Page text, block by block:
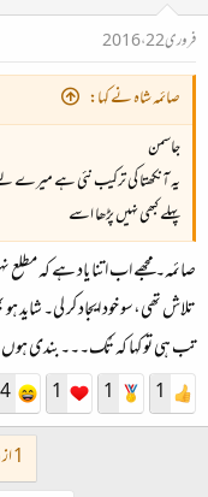
فروری 22، 2016
صائمہ شاہ نے کہا:
جاسمن
یہ آنکھتا کی ترکیب نئی ہے میرے
پہلے کبھی نہیں پڑھا اسے
صائمہ۔ مجھے اب اتنا یاد ہے کہ
تلاش تھی،سو خود ایجاد کر لی۔ شاید
تب ہی تو کہا کہ تُک۔۔۔بندی
1
1
1
4
1 از 5